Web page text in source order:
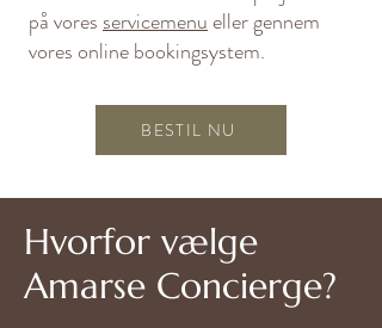
på voresservicemenueller gennem
vores online bookingsystem.
BESTIL NU
Hvorfor vælge
Amarse Concierge?